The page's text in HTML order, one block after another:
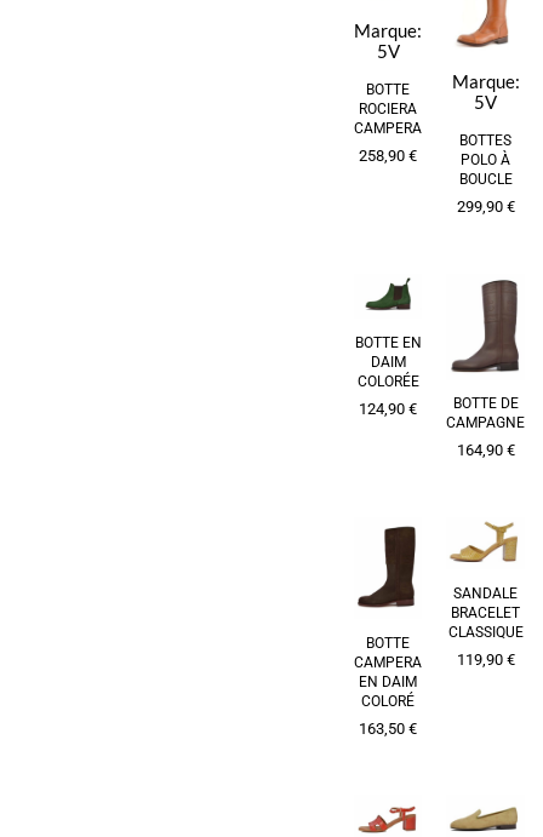
Marque:
5V
BOTTE
ROCIERA
CAMPERA
258,90 €
Marque:
5V
BOTTES
POLO À
BOUCLE
299,90 €
BOTTE EN
DAIM
COLORÉE
124,90 €
BOTTE DE
CAMPAGNE
164,90 €
BOTTE
CAMPERA
EN DAIM
COLORÉ
163,50 €
SANDALE
BRACELET
CLASSIQUE
119,90 €